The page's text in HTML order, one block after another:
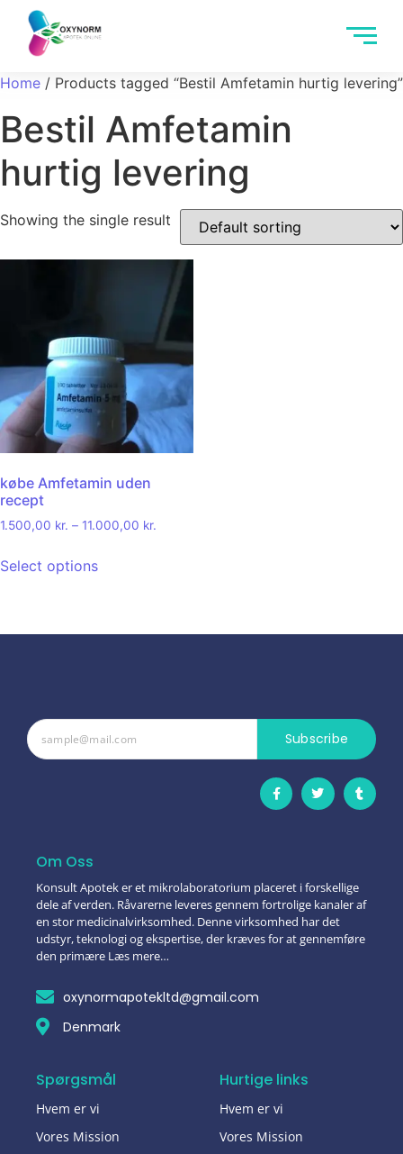
Home / Products tagged “Bestil Amfetamin hurtig levering”
Bestil Amfetamin
hurtig levering
Showing the single result
købe Amfetamin uden
recept
1.500,00 kr. – 11.000,00 kr.
Select options
Subscribe
Om Oss
Konsult Apotek er et mikrolaboratorium placeret i forskellige
dele af verden. Råvarerne leveres gennem fortrolige kanaler af
en stor medicinalvirksomhed. Denne virksomhed har det
udstyr, teknologi og ekspertise, der kræves for at gennemføre
den primære Læs mere…
oxynormapotekltd@gmail.com
Denmark
Spørgsmål
Hvem er vi
Vores Mission
Hurtige links
Hvem er vi
Vores Mission